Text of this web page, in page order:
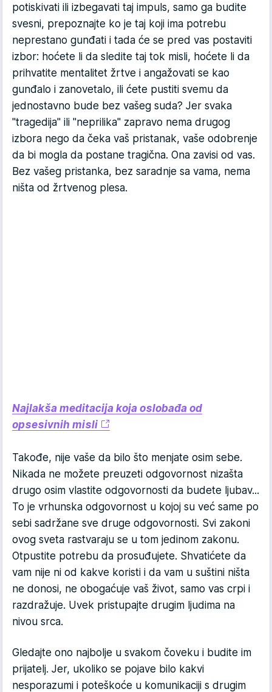
potiskivati ili izbegavati taj impuls, samo ga budite
svesni, prepoznajte ko je taj koji ima potrebu
neprestano gunđati i tada će se pred vas postaviti
izbor: hoćete li da sledite taj tok misli, hoćete li da
prihvatite mentalitet žrtve i angažovati se kao
gunđalo i zanovetalo, ili ćete pustiti svemu da
jednostavno bude bez vašeg suda? Jer svaka
"tragedija" ili "neprilika" zapravo nema drugog
izbora nego da čeka vaš pristanak, vaše odobrenje
da bi mogla da postane tragična. Ona zavisi od vas.
Bez vašeg pristanka, bez saradnje sa vama, nema
ništa od žrtvenog plesa.
Najlakša meditacija koja oslobađa od
opsesivnih misli
Takođe, nije vaše da bilo što menjate osim sebe.
Nikada ne možete preuzeti odgovornost nizašta
drugo osim vlastite odgovornosti da budete ljubav...
To je vrhunska odgovornost u kojoj su već same po
sebi sadržane sve druge odgovornosti. Svi zakoni
ovog sveta rastvaraju se u tom jedinom zakonu.
Otpustite potrebu da prosuđujete. Shvatićete da
vam nije ni od kakve koristi i da vam u suštini ništa
ne donosi, ne obogaćuje vaš život, samo vas crpi i
razdražuje. Uvek pristupajte drugim ljudima na
nivou srca.
Gledajte ono najbolje u svakom čoveku i budite im
prijatelj. Jer, ukoliko se pojave bilo kakvi
nesporazumi i poteškoće u komunikaciji s drugim